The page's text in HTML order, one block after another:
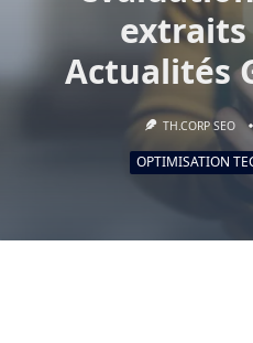
extraits
Actualités
TH.CORP SEO
OPTIMISATION